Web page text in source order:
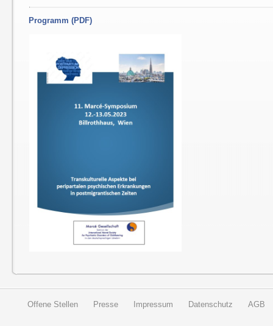
Programm (PDF)
Offene Stellen Presse Impressum Datenschutz AGB